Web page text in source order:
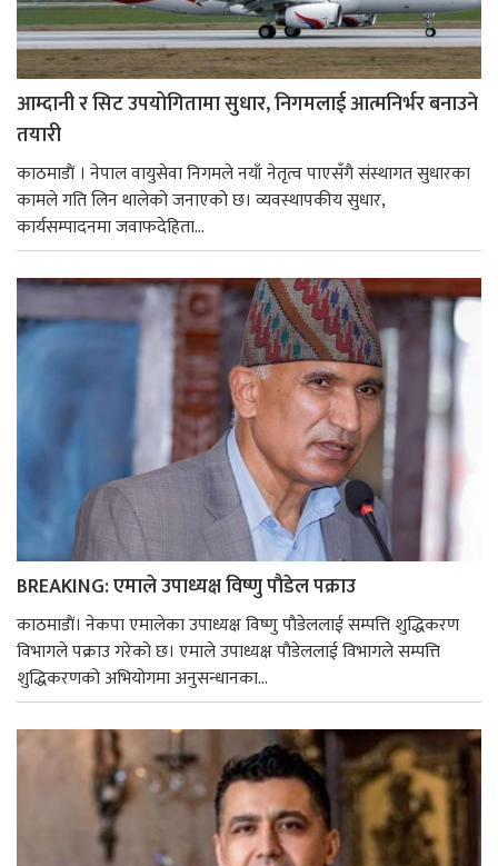
आम्दानी र सिट उपयोगितामा सुधार, निगमलाई आत्मनिर्भर बनाउने
तयारी
काठमाडाैं । नेपाल वायुसेवा निगमले नयाँ नेतृत्व पाएसँगै संस्थागत सुधारका
कामले गति लिन थालेको जनाएको छ। व्यवस्थापकीय सुधार,
कार्यसम्पादनमा जवाफदेहिता...
BREAKING: एमाले उपाध्यक्ष विष्णु पाैडेल पक्राउ
काठमाडाैं। नेकपा एमालेका उपाध्यक्ष विष्णु पाैडेललाई सम्पत्ति शुद्धिकरण
विभागले पक्राउ गरेको छ। एमाले उपाध्यक्ष पाैडेललाई विभागले सम्पत्ति
शुद्धिकरणको अभियोगमा अनुसन्धानका...